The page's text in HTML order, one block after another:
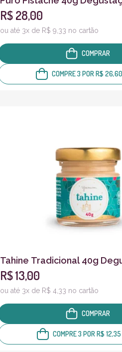
R$ 28,00
ou até 3x de R$ 9,33 no cartão
COMPRAR
COMPRE 3 POR R$
Tahine Tradicional 40g
R$ 13,00
ou até 3x de R$ 4,33 no cartão
COMPRAR
COMPRE 3 POR R$